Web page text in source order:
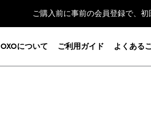
ご購入前に事前の会員登録で、初
OXOについて
ご利用ガイド よくある